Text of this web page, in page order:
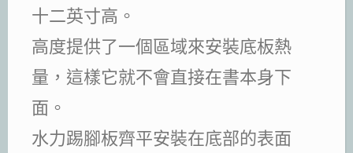
十二英寸高。
高度提供了一個區域來安裝底板熱
量，這樣它就不會直接在書本身下
面。
水力踢腳板齊平安裝在底部的表面